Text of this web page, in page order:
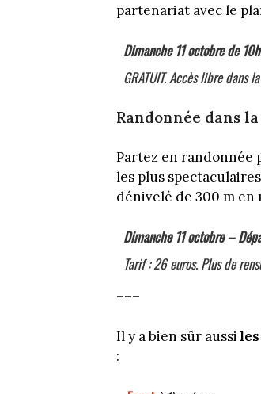
partenariat avec le
Dimanche 11 octobre de
GRATUIT. Accès libre dans
Randonnée dans
Partez en randonnée
les plus
dénivelé de 300 m en
Dimanche 11 octobre –
Tarif : 26 euros. Plus de
–––
Il y a bien sûr aussi
: